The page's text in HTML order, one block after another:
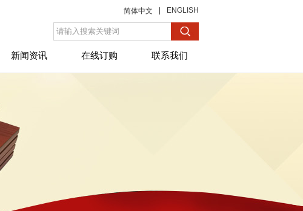
简体中文 ENGLISH
新闻资讯 在线订购 联系我们